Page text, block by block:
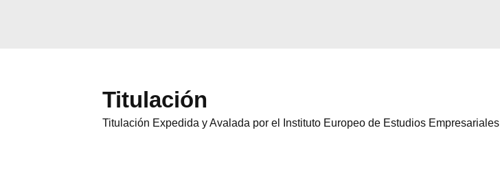
Titulación
Titulación Expedida y Avalada por el Instituto Europeo de Estudios Empresariales